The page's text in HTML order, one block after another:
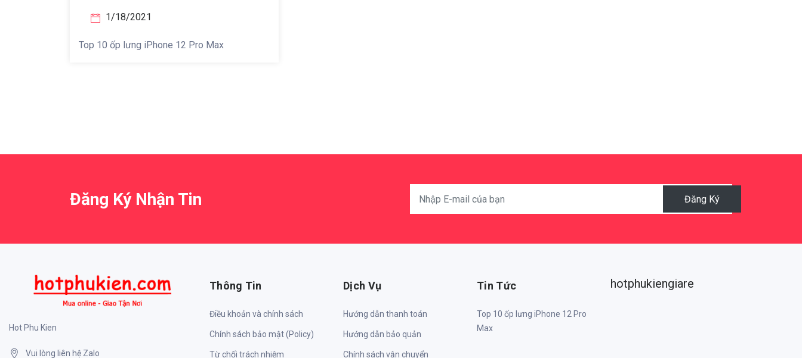
1/18/2021
Top 10 ốp lưng iPhone 12 Pro Max
Đăng Ký Nhận Tin Đăng Ký
Hot Phu Kien
Vui lòng liên hệ Zalo
Thông Tin
Điều khoản và chính sách
Chính sách bảo mật (Policy)
Từ chối trách nhiệm
Dịch Vụ
Hướng dẫn thanh toán
Hướng dẫn bảo quản
Chính sách vận chuyển
Tin Tức
Top 10 ốp lưng iPhone 12 Pro
Max
hotphukiengiare